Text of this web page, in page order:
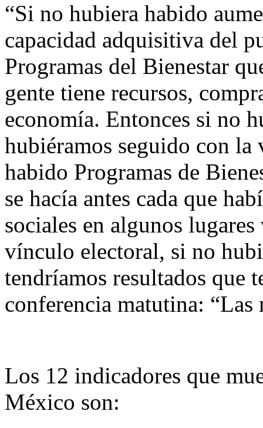
“Si no hubiera habido
capacidad adquisitiva del
Programas del Bienestar
gente tiene recursos,
economía. Entonces si no
hubiéramos seguido con
habido Programas de
se hacía antes cada que
sociales en algunos
vínculo electoral, si no
tendríamos resultados que
conferencia matutina: “Las
Los 12 indicadores que
México son: